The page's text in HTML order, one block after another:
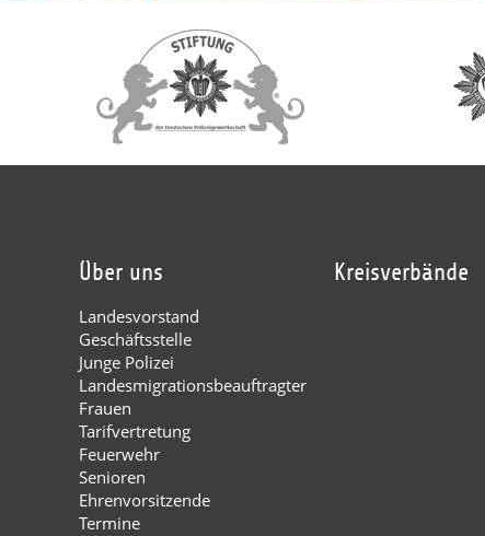
Über uns
Landesvorstand
Geschäftsstelle
Junge Polizei
Landesmigrationsbeauftragter
Frauen
Tarifvertretung
Feuerwehr
Senioren
Ehrenvorsitzende
Termine
Kreisverbände